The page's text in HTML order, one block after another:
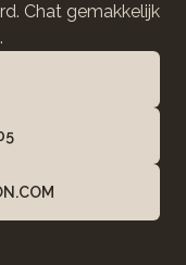
Chat gemakkelijk